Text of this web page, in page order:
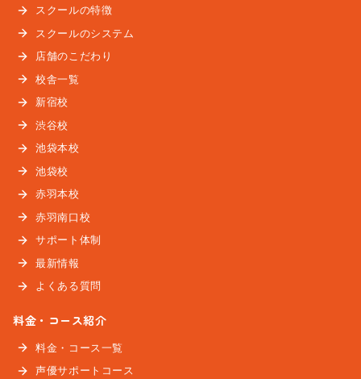
スクールの特徴
スクールのシステム
店舗のこだわり
校舎一覧
新宿校
渋谷校
池袋本校
池袋校
赤羽本校
赤羽南口校
サポート体制
最新情報
よくある質問
料金・コース紹介
料金・コース一覧
声優サポートコース